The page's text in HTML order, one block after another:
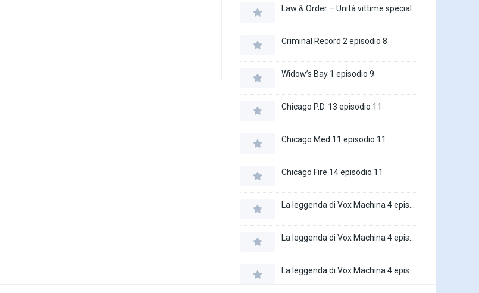
Criminal Record 2 episodio 8
Widow’s Bay 1 episodio 9
Chicago P.D. 13 episodio 11
Chicago Med 11 episodio 11
Chicago Fire 14 episodio 11